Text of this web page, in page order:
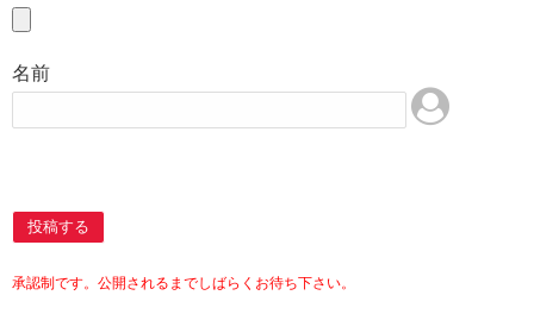
名前
投稿する
承認制です。公開されるまでしばらくお待ち下さい。